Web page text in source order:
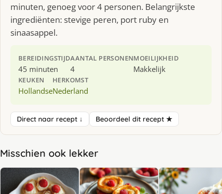
minuten, genoeg voor 4 personen. Belangrijkste
ingrediënten: stevige peren, port ruby en
sinaasappel.
BEREIDINGSTIJD
45 minuten
AANTAL PERSONEN
4
MOEILIJKHEID
Makkelijk
KEUKEN
Hollandse
HERKOMST
Nederland
Direct naar recept ↓ Beoordeel dit recept ★
Misschien ook lekker